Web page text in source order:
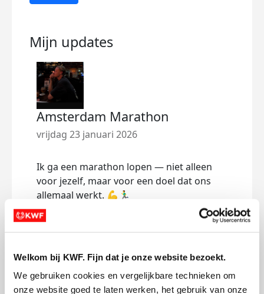
Welkom bij KWF. Fijn dat je onze website bezoekt.
We gebruiken cookies en vergelijkbare technieken om
onze website goed te laten werken, het gebruik van onze
Mijn updates
Amsterdam Marathon
vrijdag 23 januari 2026
Ik ga een marathon lopen — niet alleen
voor jezelf, maar voor een doel dat ons
allemaal werkt. 💪🏃‍♂️
Ik ren voor KWF Kankerbestrijding. Want
laten we eerlijk zijn: we kennen allemaal
(gehad). Juist daarom wil ik in actie komen.
Het wordt zwaar. 42,2 kilometer vol